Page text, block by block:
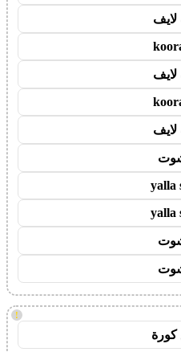
لايف
لايف
لايف
شوت
yalla
yalla
شوت
شوت
!
كورة